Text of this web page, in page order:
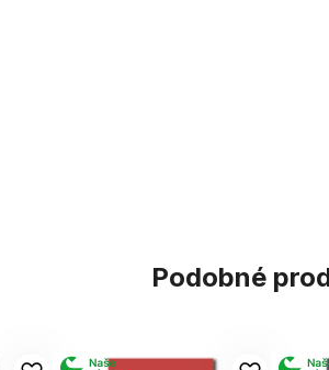
Podobné